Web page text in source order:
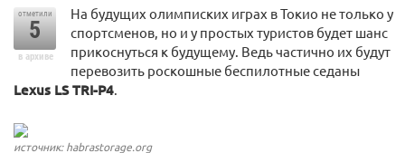
отметили
5
в архиве
На будущих олимписких играх в Токио не только у
спортсменов, но и у простых туристов будет шанс
прикоснуться к будущему. Ведь частично их будут
перевозить роскошные беспилотные седаны
Lexus LS TRI-P4.
источник: habrastorage.org